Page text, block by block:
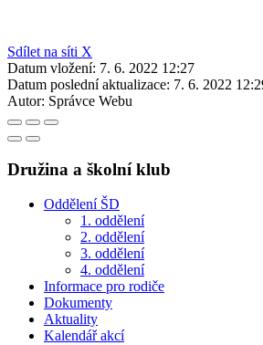
Sdílet na síti X
Datum vložení: 7. 6. 2022 12:27
Datum poslední aktualizace: 7. 6. 2022
Autor: Správce Webu
Družina a školní klub
Oddělení ŠD
1. oddělení
2. oddělení
3. oddělení
4. oddělení
Informace pro rodiče
Dokumenty
Aktuality
Kalendář akcí